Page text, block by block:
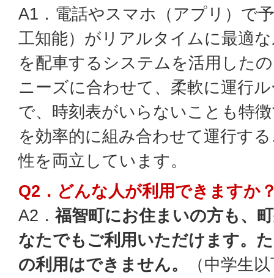
A1．電話やスマホ（アプリ）で
工知能）がリアルタイムに最適
を配車するシステムを活用した
ニーズに合わせて、柔軟に運行
で、時刻表がいらないことも特
を効率的に組み合わせて運行す
性を両立しています。
Q2．どんな人が利用できますか
A2．福智町にお住まいの方も、
なたでもご利用いただけます。
の利用はできません。
（中学生